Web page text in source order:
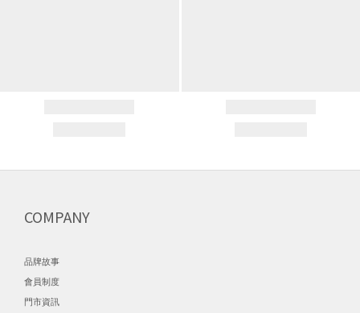
COMPANY
品牌故事
會員制度
門市資訊